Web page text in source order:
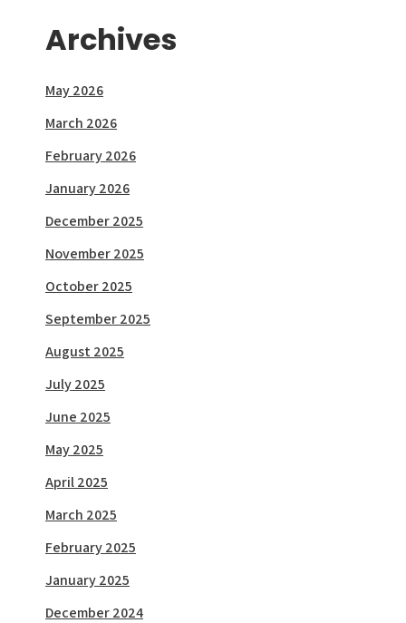
Archives
May 2026
March 2026
February 2026
January 2026
December 2025
November 2025
October 2025
September 2025
August 2025
July 2025
June 2025
May 2025
April 2025
March 2025
February 2025
January 2025
December 2024